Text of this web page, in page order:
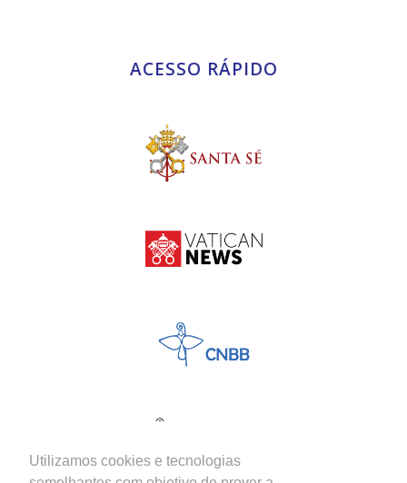
Utilizamos cookies e tecnologias
ACESSO RÁPIDO